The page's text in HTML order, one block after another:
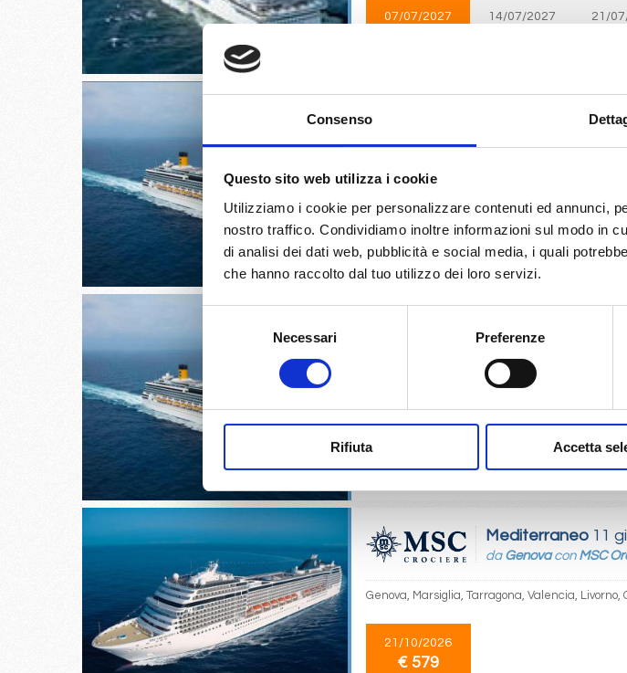
Consenso
Questo sito web utilizza i cookie
Utilizziamo i cookie per personalizzare contenuti ed annunci,
nostro traffico. Condividiamo inoltre informazioni sul modo in
di analisi dei dati web, pubblicità e social media, i quali
che hanno raccolto dal tuo utilizzo dei loro servizi.
Necessari Preferenze
Rifiuta Accetta
07/07/2027
14/07/2027
21/
con
Atene/Pireo, Istanbul, Mykonos, Creta, Rodi,
09/07/2027
€ 575
23/07/2027
€ 625
30/
€
daIstanbul
25/07/2027
Mediterraneo 11
da Genovacon MSC
Genova, Marsiglia, Tarragona, Valencia,
21/10/2026
€ 579